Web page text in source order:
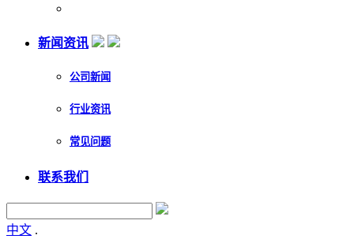
新闻资讯
公司新闻
行业资讯
常见问题
联系我们
中文 .